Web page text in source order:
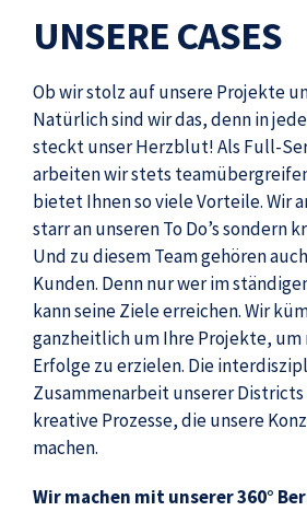
UNSERE CASES
Ob wir stolz auf unsere Projekte
Natürlich sind wir das, denn in
steckt unser Herzblut! Als Full-
arbeiten wir stets
bietet Ihnen so viele Vorteile. Wir
starr an unseren To Do’s sondern
Und zu diesem Team gehören
Kunden. Denn nur wer im
kann seine Ziele erreichen. Wir
ganzheitlich um Ihre Projekte, um
Erfolge zu erzielen. Die
Zusammenarbeit unserer
kreative Prozesse, die unsere
machen.
Wir machen mit unserer 360°